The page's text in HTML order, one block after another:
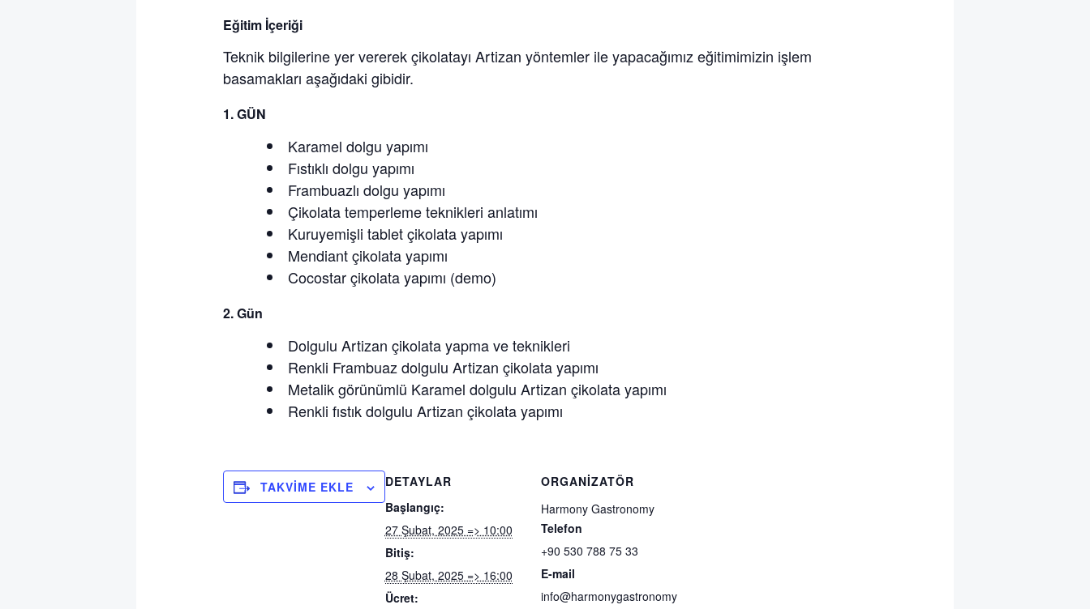
Eğitim İçeriği
Teknik bilgilerine yer vererek çikolatayı Artizan yöntemler ile yapacağımız eğitimimizin işlem
basamakları aşağıdaki gibidir.
1.⁠ ⁠GÜN
Karamel dolgu yapımı
Fıstıklı dolgu yapımı
Frambuazlı dolgu yapımı
Çikolata temperleme teknikleri anlatımı
Kuruyemişli tablet çikolata yapımı
Mendiant çikolata yapımı
Cocostar çikolata yapımı (demo)
2.⁠ ⁠Gün
Dolgulu Artizan çikolata yapma ve teknikleri
Renkli Frambuaz dolgulu Artizan çikolata yapımı
Metalik görünümlü Karamel dolgulu Artizan çikolata yapımı
Renkli fıstık dolgulu Artizan çikolata yapımı
TAKVIME EKLE
DETAYLAR
Başlangıç:
27 Şubat, 2025 => 10:00
Bitiş:
28 Şubat, 2025 => 16:00
Ücret:
ORGANIZATÖR
Harmony Gastronomy
Telefon
+90 530 788 75 33
E-mail
info@harmonygastronomy